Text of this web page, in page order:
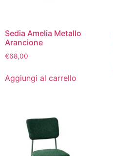
Sedia Amelia Metallo
Arancione
€68,00
Aggiungi al carrello